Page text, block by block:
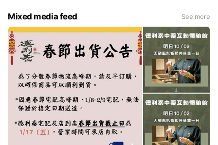
Mixed media feed See more